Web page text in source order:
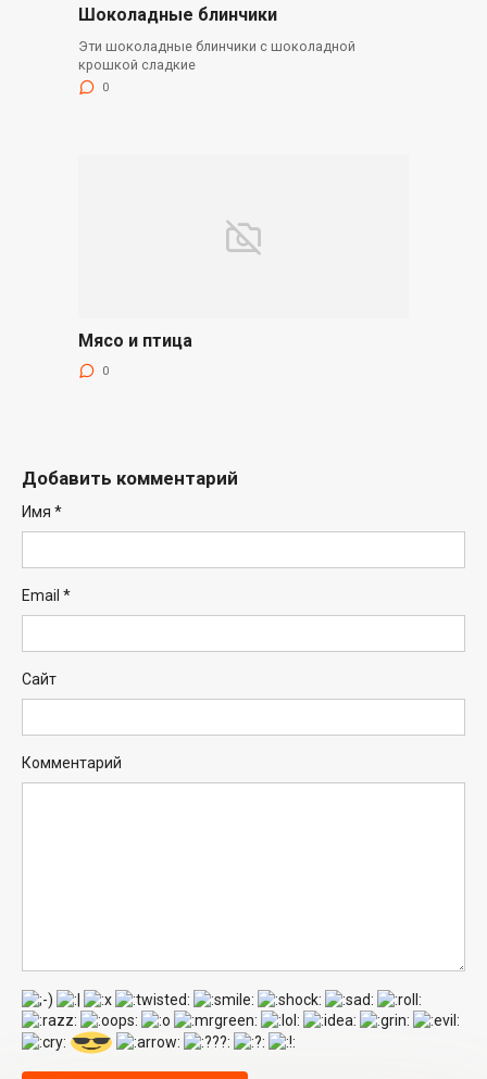
Шоколадные блинчики
Эти шоколадные блинчики с шоколадной
крошкой сладкие
0
Мясо и птица
0
Добавить комментарий
Имя *
Email *
Сайт
Комментарий